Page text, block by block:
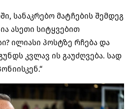
, სანაკრებო მატჩების შემდეგ
ასეთი სიტყვებით
? ილიასი პოსტზე რჩება და
კვლავ ის გაუძღვება. სად
.“